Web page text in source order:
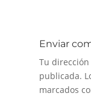
Enviar
Tu
publicada.
marcados